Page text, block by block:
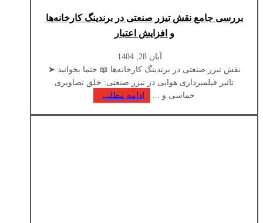
بررسی جامع نقش تیزر صنعتی در برندینگ کارخانه‌ها
و افزایش اعتبار
آبان 28, 1404
نقش تیزر صنعتی در برندینگ کارخانه‌ها 📖 حتما بخوانید ➤
تاثیر فیلمبرداری هوایی در تیزر صنعتی: خلق تصاویری
حماسی و ...
ادامه مطلب